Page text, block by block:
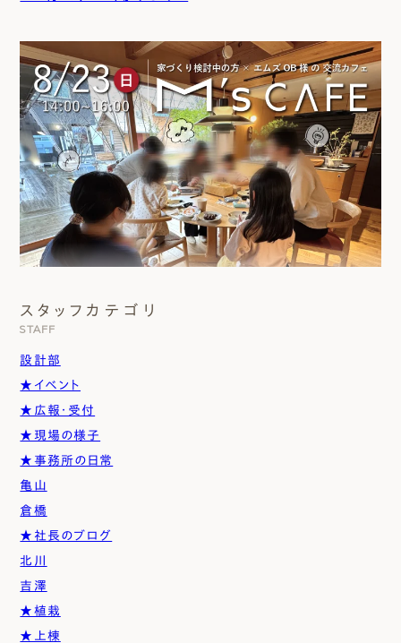
スタッフカテゴリ
STAFF
設計部
★イベント
★広報・受付
★現場の様子
★事務所の日常
亀山
倉橋
★社長のブログ
北川
吉澤
★植栽
★上棟